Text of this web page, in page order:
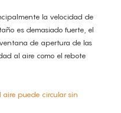
la velocidad de
es demasiado fuerte, el
de apertura de las
al aire como el rebote
aire puede circular sin